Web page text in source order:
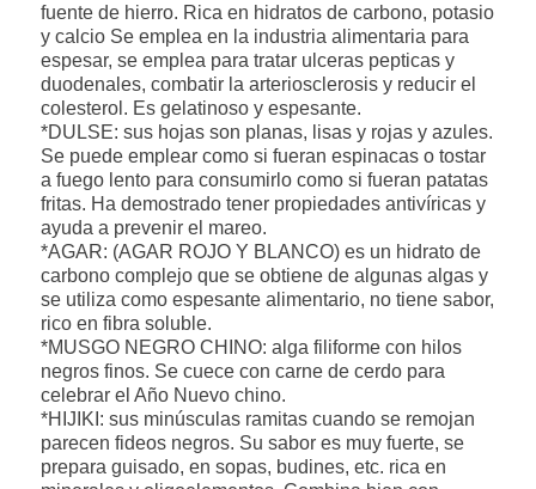
fuente de hierro. Rica en hidratos de carbono, potasio
y calcio Se emplea en la industria alimentaria para
espesar, se emplea para tratar ulceras pepticas y
duodenales, combatir la arteriosclerosis y reducir el
colesterol. Es gelatinoso y espesante.
*DULSE: sus hojas son planas, lisas y rojas y azules.
Se puede emplear como si fueran espinacas o tostar
a fuego lento para consumirlo como si fueran patatas
fritas. Ha demostrado tener propiedades antivíricas y
ayuda a prevenir el mareo.
*AGAR: (AGAR ROJO Y BLANCO) es un hidrato de
carbono complejo que se obtiene de algunas algas y
se utiliza como espesante alimentario, no tiene sabor,
rico en fibra soluble.
*MUSGO NEGRO CHINO: alga filiforme con hilos
negros finos. Se cuece con carne de cerdo para
celebrar el Año Nuevo chino.
*HIJIKI: sus minúsculas ramitas cuando se remojan
parecen fideos negros. Su sabor es muy fuerte, se
prepara guisado, en sopas, budines, etc. rica en